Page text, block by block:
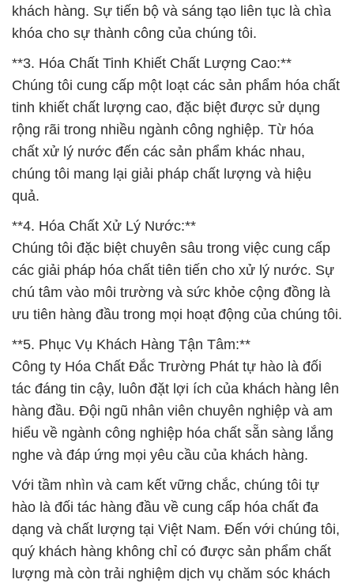
khách hàng. Sự tiến bộ và sáng tạo liên tục là chìa
khóa cho sự thành công của chúng tôi.
**3. Hóa Chất Tinh Khiết Chất Lượng Cao:**
Chúng tôi cung cấp một loạt các sản phẩm hóa chất
tinh khiết chất lượng cao, đặc biệt được sử dụng
rộng rãi trong nhiều ngành công nghiệp. Từ hóa
chất xử lý nước đến các sản phẩm khác nhau,
chúng tôi mang lại giải pháp chất lượng và hiệu
quả.
**4. Hóa Chất Xử Lý Nước:**
Chúng tôi đặc biệt chuyên sâu trong việc cung cấp
các giải pháp hóa chất tiên tiến cho xử lý nước. Sự
chú tâm vào môi trường và sức khỏe cộng đồng là
ưu tiên hàng đầu trong mọi hoạt động của chúng tôi.
**5. Phục Vụ Khách Hàng Tận Tâm:**
Công ty Hóa Chất Đắc Trường Phát tự hào là đối
tác đáng tin cậy, luôn đặt lợi ích của khách hàng lên
hàng đầu. Đội ngũ nhân viên chuyên nghiệp và am
hiểu về ngành công nghiệp hóa chất sẵn sàng lắng
nghe và đáp ứng mọi yêu cầu của khách hàng.
Với tầm nhìn và cam kết vững chắc, chúng tôi tự
hào là đối tác hàng đầu về cung cấp hóa chất đa
dạng và chất lượng tại Việt Nam. Đến với chúng tôi,
quý khách hàng không chỉ có được sản phẩm chất
lượng mà còn trải nghiệm dịch vụ chăm sóc khách